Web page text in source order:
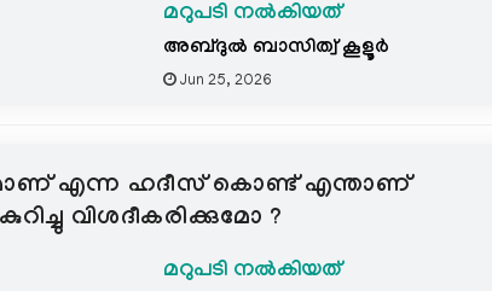
മറുപടി നൽകിയത്
അബ്ദുല്‍ ബാസിത്വ് കൂളൂര്‍
Jun 25, 2026
എന്ന ഹദീസ് കൊണ്ട് എന്താണ്
വിശദീകരിക്കുമോ ?
മറുപടി നൽകിയത്